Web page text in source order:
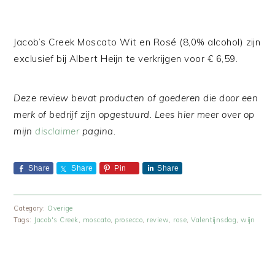
Jacob’s Creek Moscato Wit en Rosé (8,0% alcohol) zijn
exclusief bij Albert Heijn te verkrijgen voor € 6,59.
Deze review bevat producten of goederen die door een
merk of bedrijf zijn opgestuurd. Lees hier meer over op
mijndisclaimerpagina.
Share Share Pin Share
Category: Overige
Tags: Jacob's Creek, moscato, prosecco, review, rose,Valentijnsdag,wijn